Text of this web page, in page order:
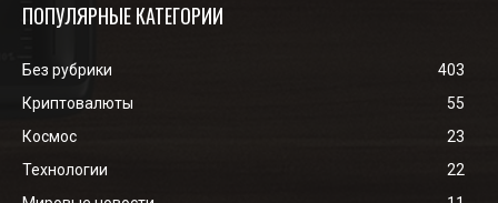
ПОПУЛЯРНЫЕ КАТЕГОРИИ
Без рубрики
403
Криптовалюты
55
Космос
23
Технологии
22